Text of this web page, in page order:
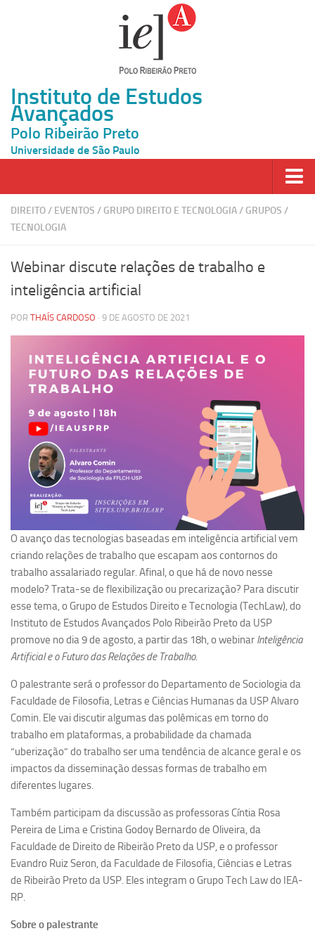
Instituto de Estudos
Avançados
Polo Ribeirão Preto
Universidade de São Paulo
Página Inicial
Ao vivo
Inscrição
Atividades
Cátedras
Pesquisa
Grupos de Estudo
Carreira Docente de Impacto
Ciência, Arte, Educação e Sociedade: CienArtES
Grupo de Estudos Avançados em Tecnologia e Informação
em Saúde com foco em Populações Vulneráveis
(Confluencia)
Grupos de estudo encerrados
Grupos de Pesquisa
Criminologia Experimental e Segurança Pública
Direito e Tecnologia (Tech Law)
Grupo de Pesquisa GPUBLIC – Centro de Estudos em Gestão
e Políticas Públicas Contemporâneas
Grupos de pesquisa encerrados
Ano Sabático
Daniel Domingues dos Santos
Programas Ano Sabático Encerrados
Cíntia Rosa Pereira de Lima
Cristina Godoy Bernardo de Oliveira (FDRP)
Evandro Eduardo Seron Ruiz
Fabiana Cristina Severi (FDRP)
Geciane Silveira Porto
Maria Paula Costa Bertran
Professor Sênior
DIREITO/ EVENTOS / GRUPO DIREITO E TECNOLOGIA/ GRUPOS /
TECNOLOGIA
Webinar discute relações de trabalho e
inteligência artificial
POR THAÍS CARDOSO · 9 DE AGOSTO DE 2021
O avanço das tecnologias baseadas em inteligência artificial vem
criando relações de trabalho que escapam aos contornos do
trabalho assalariado regular. Afinal, o que há de novo nesse
modelo? Trata-se de flexibilização ou precarização? Para discutir
esse tema, o Grupo de Estudos Direito e Tecnologia (TechLaw), do
Instituto de Estudos Avançados Polo Ribeirão Preto da USP
promove no dia 9 de agosto, a partir das 18h, o webinar Inteligência
Artificial e o Futuro das Relações de Trabalho.
O palestrante será o professor do Departamento de Sociologia da
Faculdade de Filosofia, Letras e Ciências Humanas da USP Alvaro
Comin. Ele vai discutir algumas das polêmicas em torno do
trabalho em plataformas, a probabilidade da chamada
“uberização” do trabalho ser uma tendência de alcance geral e os
impactos da disseminação dessas formas de trabalho em
diferentes lugares.
Também participam da discussão as professoras Cíntia Rosa
Pereira de Lima e Cristina Godoy Bernardo de Oliveira, da
Faculdade de Direito de Ribeirão Preto da USP, e o professor
Evandro Ruiz Seron, da Faculdade de Filosofia, Ciências e Letras
de Ribeirão Preto da USP. Eles integram o Grupo Tech Law do IEA-
RP.
Sobre o palestrante